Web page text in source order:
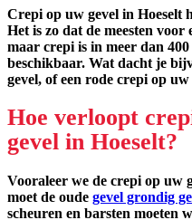
Crepi op uw gevel in Hoeselt
Het is zo dat de meesten
maar crepi is in meer dan
beschikbaar. Wat dacht je
gevel, of een rode crepi op uw
Hoe verloopt
gevel in Hoeselt?
Vooraleer we de crepi op uw
moet de oude gevel grondig
scheuren en barsten moeten